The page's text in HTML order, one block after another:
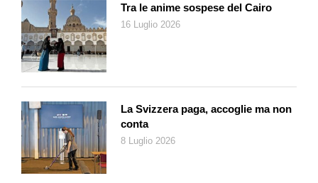
Tra le anime sospese del Cairo
16 Luglio 2026
La Svizzera paga, accoglie ma non
conta
8 Luglio 2026